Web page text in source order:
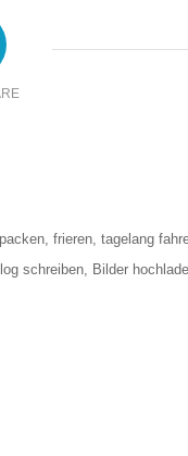
frieren, tagelang
schreiben, Bilder